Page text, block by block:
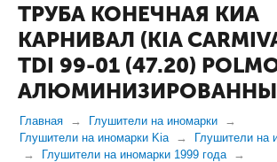
ТРУБА КОНЕЧНАЯ КИА
КАРНИВАЛ (KIA
TDI 99-01 (47.20)
Главная
Глушители на иномарки
Глушители на иномарки Kia
Глушители на
Глушители на иномарки 1999 года